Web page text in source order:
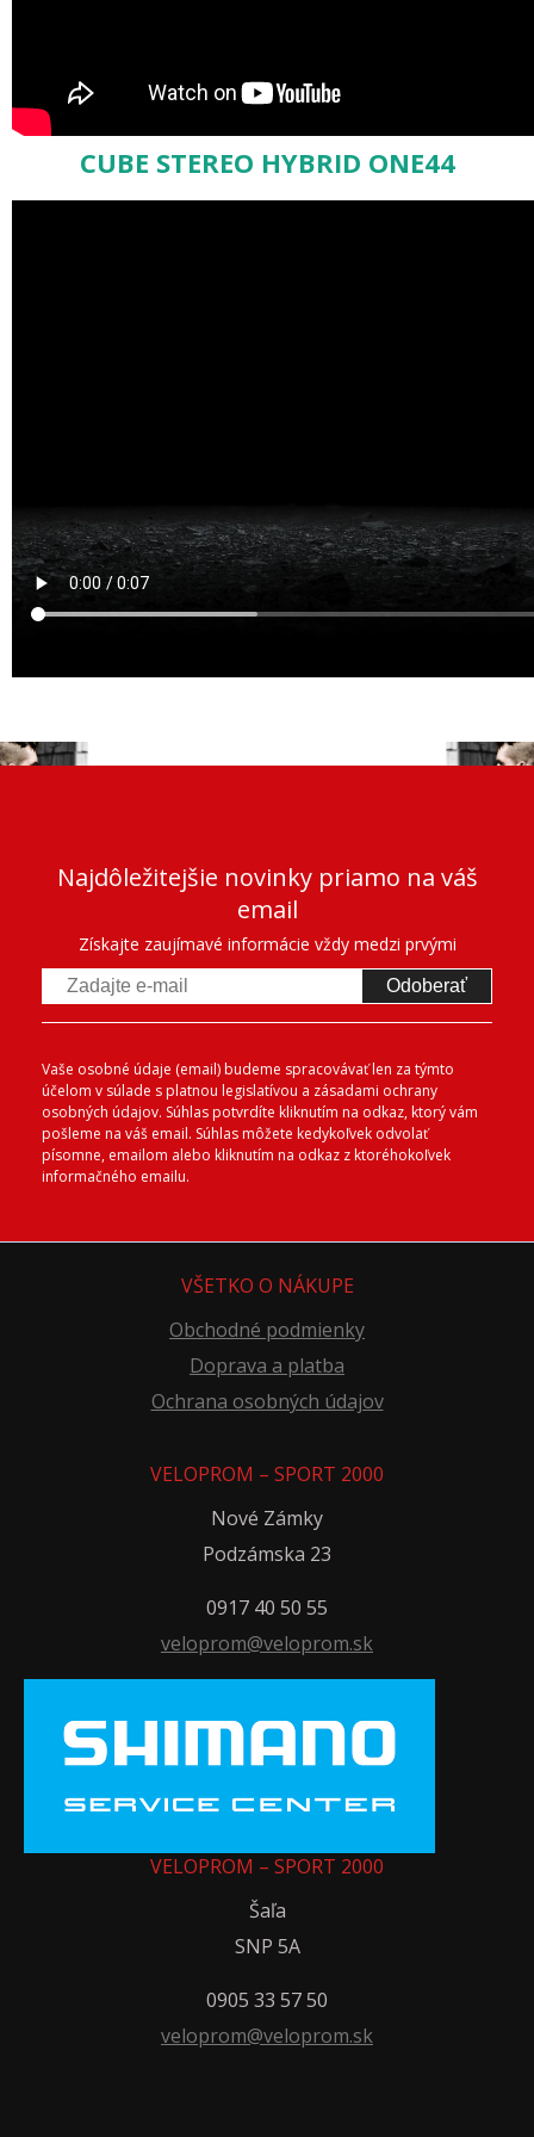
CUBE STEREO HYBRID ONE44
Najdôležitejšie novinky priamo na váš
email
Získajte zaujímavé informácie vždy medzi prvými
Odoberať
Vaše osobné údaje (email) budeme spracovávať len za týmto
účelom v súlade s platnou legislatívou a zásadami ochrany
osobných údajov. Súhlas potvrdíte kliknutím na odkaz, ktorý vám
pošleme na váš email. Súhlas môžete kedykoľvek odvolať
písomne, emailom alebo kliknutím na odkaz z ktoréhokoľvek
informačného emailu.
VŠETKO O NÁKUPE
Obchodné podmienky
Doprava a platba
Ochrana osobných údajov
VELOPROM – SPORT 2000
Nové Zámky
Podzámska 23
0917 40 50 55
veloprom@veloprom.sk
VELOPROM – SPORT 2000
Šaľa
SNP 5A
0905 33 57 50
veloprom@veloprom.sk